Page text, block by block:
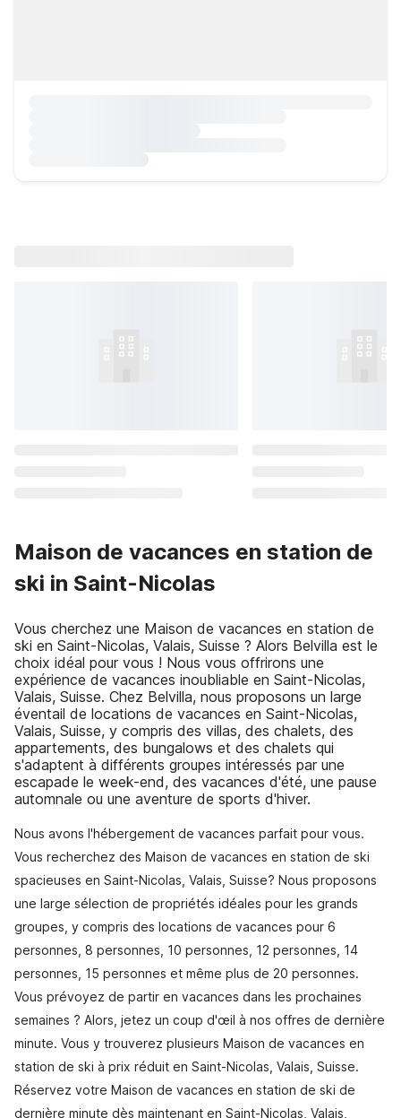
Maison de vacances en station de
ski in Saint-Nicolas
Vous cherchez une Maison de vacances en station de
ski en Saint-Nicolas, Valais, Suisse ? Alors Belvilla est le
choix idéal pour vous ! Nous vous offrirons une
expérience de vacances inoubliable en Saint-Nicolas,
Valais, Suisse. Chez Belvilla, nous proposons un large
éventail de locations de vacances en Saint-Nicolas,
Valais, Suisse, y compris des villas, des chalets, des
appartements, des bungalows et des chalets qui
s'adaptent à différents groupes intéressés par une
escapade le week-end, des vacances d'été, une pause
automnale ou une aventure de sports d'hiver.
Nous avons l'hébergement de vacances parfait pour vous.
Vous recherchez des Maison de vacances en station de ski
spacieuses en Saint-Nicolas, Valais, Suisse? Nous proposons
une large sélection de propriétés idéales pour les grands
groupes, y compris des locations de vacances pour 6
personnes, 8 personnes, 10 personnes, 12 personnes, 14
personnes, 15 personnes et même plus de 20 personnes.
Vous prévoyez de partir en vacances dans les prochaines
semaines ? Alors, jetez un coup d'œil à nos offres de dernière
minute. Vous y trouverez plusieurs Maison de vacances en
station de ski à prix réduit en Saint-Nicolas, Valais, Suisse.
Réservez votre Maison de vacances en station de ski de
dernière minute dès maintenant en Saint-Nicolas, Valais,